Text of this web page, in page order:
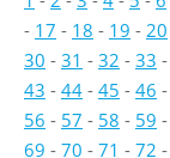
- 17 - 18 - 19 - 20
30 - 31 - 32 - 33 -
43 - 44 - 45 - 46 -
56 - 57 - 58 - 59 -
69 - 70 - 71 - 72 -